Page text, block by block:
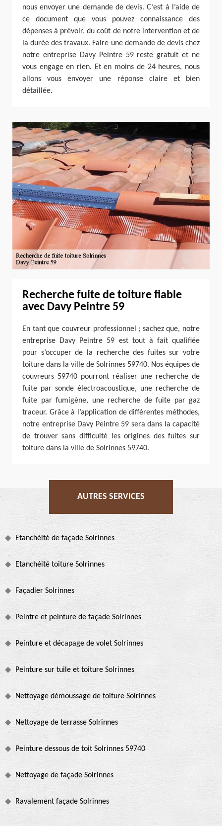
nous envoyer une demande de devis. C’est à l’aide de
ce document que vous pouvez connaissance des
dépenses à prévoir, du coût de notre intervention et de
la durée des travaux. Faire une demande de devis chez
notre entreprise Davy Peintre 59 reste gratuit et ne
vous engage en rien. Et en moins de 24 heures, nous
allons vous envoyer une réponse claire et bien
détaillée.
Recherche fuite de toiture fiable
avec Davy Peintre 59
En tant que couvreur professionnel ; sachez que, notre
entreprise Davy Peintre 59 est tout à fait qualifiée
pour s’occuper de la recherche des fuites sur votre
toiture dans la ville de Solrinnes 59740. Nos équipes de
couvreurs 59740 pourront réaliser une recherche de
fuite par sonde électroacoustique, une recherche de
fuite par fumigène, une recherche de fuite par gaz
traceur. Grâce à l’application de différentes méthodes,
notre entreprise Davy Peintre 59 sera dans la capacité
de trouver sans difficulté les origines des fuites sur
toiture dans la ville de Solrinnes 59740.
AUTRES SERVICES
Etanchéité de façade Solrinnes
Etanchéité toiture Solrinnes
Façadier Solrinnes
Peintre et peinture de façade Solrinnes
Peinture et décapage de volet Solrinnes
Peinture sur tuile et toiture Solrinnes
Nettoyage démoussage de toiture Solrinnes
Nettoyage de terrasse Solrinnes
Peinture dessous de toit Solrinnes 59740
Nettoyage de façade Solrinnes
Ravalement façade Solrinnes